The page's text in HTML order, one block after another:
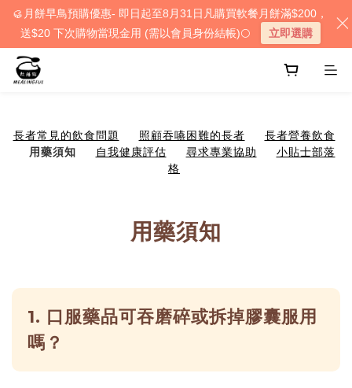
長者常見的飲食問題 照顧吞嚥困難的長者
長者營養飲食
用藥須知
自我健康評估 尋求專業協助
小貼士部落
格
用藥須知
1. 口服藥品可吞磨碎或拆掉膠囊服用
嗎？
🥮月餅早鳥預購優惠- 即日起至8月31日凡購買軟餐月餅滿$200，
送$20 下次購物當現金用 (需以會員身份結帳)🌕
立即選購